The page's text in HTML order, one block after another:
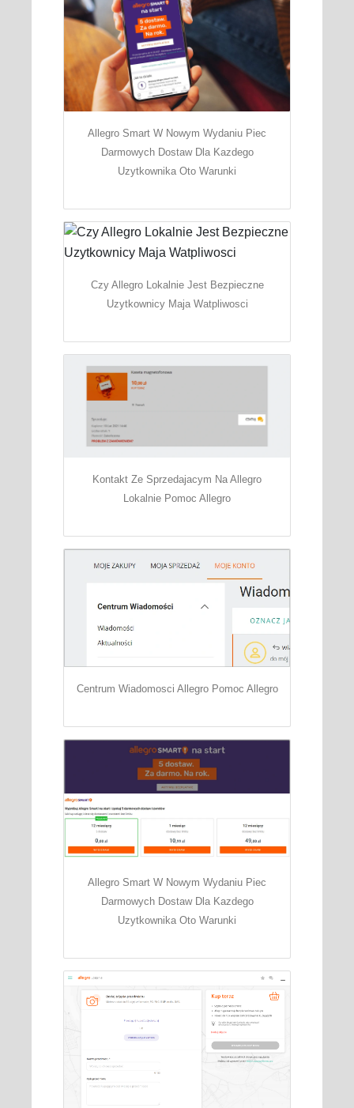
Allegro Smart W Nowym Wydaniu Piec
Darmowych Dostaw Dla Kazdego
Uzytkownika Oto Warunki
Czy Allegro Lokalnie Jest Bezpieczne
Uzytkownicy Maja Watpliwosci
Kontakt Ze Sprzedajacym Na Allegro
Lokalnie Pomoc Allegro
Centrum Wiadomosci Allegro Pomoc Allegro
Allegro Smart W Nowym Wydaniu Piec
Darmowych Dostaw Dla Kazdego
Uzytkownika Oto Warunki